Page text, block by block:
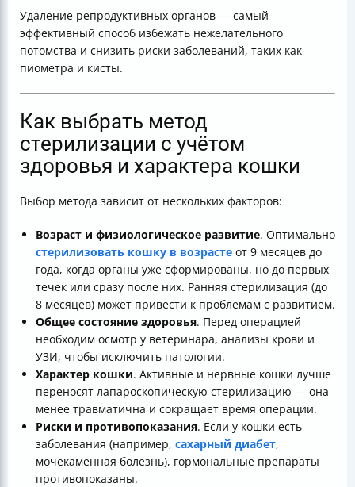
Удаление репродуктивных органов — самый
эффективный способ избежать нежелательного
потомства и снизить риски заболеваний, таких как
пиометра и кисты.
Как выбрать метод
стерилизации с учётом
здоровья и характера кошки
Выбор метода зависит от нескольких факторов:
Возраст и физиологическое развитие. Оптимально
стерилизовать кошку в возрасте от 9 месяцев до
года, когда органы уже сформированы, но до первых
течек или сразу после них. Ранняя стерилизация (до
8 месяцев) может привести к проблемам с развитием.
Общее состояние здоровья. Перед операцией
необходим осмотр у ветеринара, анализы крови и
УЗИ, чтобы исключить патологии.
Характер кошки. Активные и нервные кошки лучше
переносят лапароскопическую стерилизацию — она
менее травматична и сокращает время операции.
Риски и противопоказания. Если у кошки есть
заболевания (например, сахарный диабет,
мочекаменная болезнь), гормональные препараты
противопоказаны.